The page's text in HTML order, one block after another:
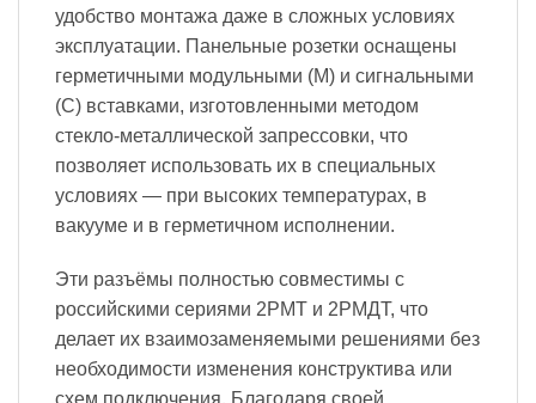
удобство монтажа даже в сложных условиях
эксплуатации. Панельные розетки оснащены
герметичными модульными (М) и сигнальными
(С) вставками, изготовленными методом
стекло-металлической запрессовки, что
позволяет использовать их в специальных
условиях — при высоких температурах, в
вакууме и в герметичном исполнении.
Эти разъёмы полностью совместимы с
российскими сериями 2РМТ и 2РМДТ, что
делает их взаимозаменяемыми решениями без
необходимости изменения конструктива или